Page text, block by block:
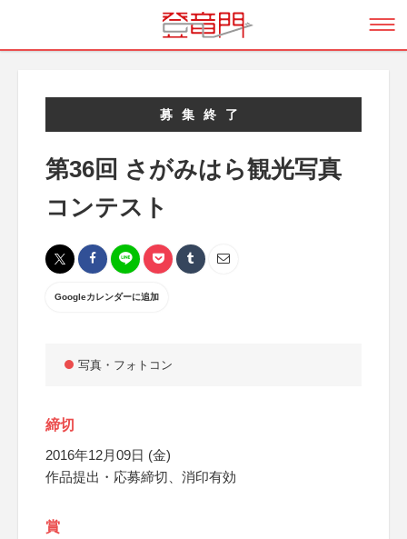
募集終了
第36回 さがみはら観光写真
コンテスト
Googleカレンダーに追加
写真・フォトコン
締切
2016年12月09日 (金)
作品提出・応募締切、消印有効
賞